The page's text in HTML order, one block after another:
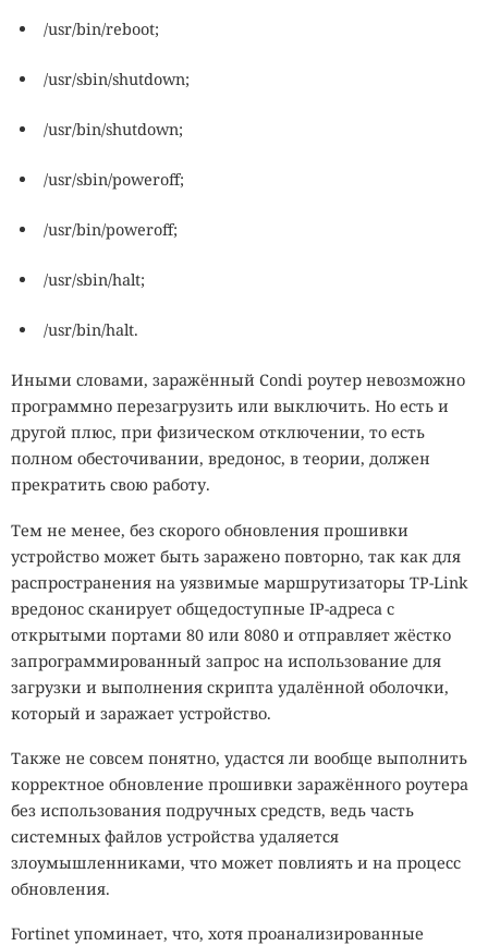
/usr/bin/reboot;
/usr/sbin/shutdown;
/usr/bin/shutdown;
/usr/sbin/poweroff;
/usr/bin/poweroff;
/usr/sbin/halt;
/usr/bin/halt.
Иными словами, заражённый Condi роутер невозможно
программно перезагрузить или выключить. Но есть и
другой плюс, при физическом отключении, то есть
полном обесточивании, вредонос, в теории, должен
прекратить свою работу.
Тем не менее, без скорого обновления прошивки
устройство может быть заражено повторно, так как для
распространения на уязвимые маршрутизаторы TP-Link
вредонос сканирует общедоступные IP-адреса с
открытыми портами 80 или 8080 и отправляет жёстко
запрограммированный запрос на использование для
загрузки и выполнения скрипта удалённой оболочки,
который и заражает устройство.
Также не совсем понятно, удастся ли вообще выполнить
корректное обновление прошивки заражённого роутера
без использования подручных средств, ведь часть
системных файлов устройства удаляется
злоумышленниками, что может повлиять и на процесс
обновления.
Fortinet упоминает, что, хотя проанализированные